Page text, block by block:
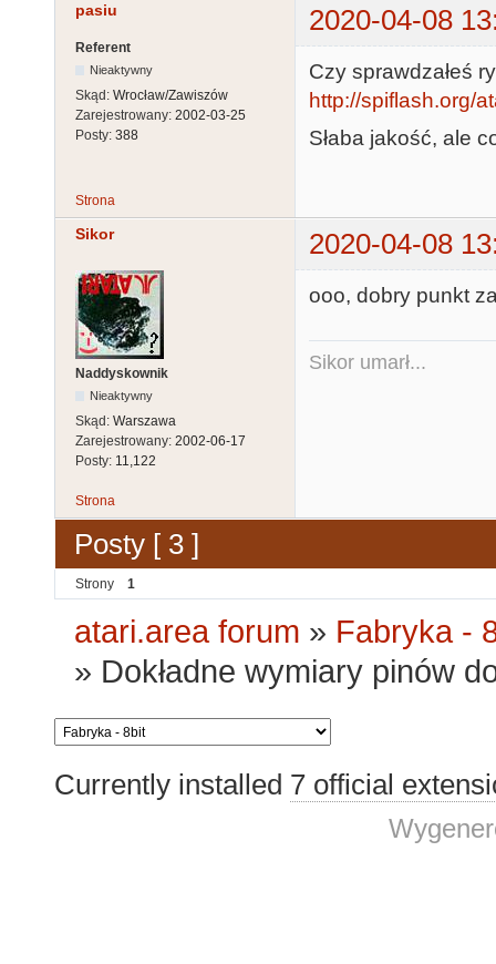
pasiu 2020-04-08
Referent
Nieaktywny
Skąd: Wrocław/Zawiszów
Zarejestrowany: 2002-03-25
Posty: 388
Czy sprawdzałeś
http://spiflash.org/
Słaba jakość, ale
Strona
Sikor 2020-04-08
Naddyskownik
Nieaktywny
Skąd: Warszawa
Zarejestrowany: 2002-06-17
Posty: 11,122
ooo, dobry punkt
Sikor umarł...
Strona
Posty [ 3 ]
Strony 1
atari.area forum » Fabryka -
» Dokładne wymiary pinów
Currently installed 7 official